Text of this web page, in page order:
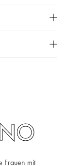
Frauen mit